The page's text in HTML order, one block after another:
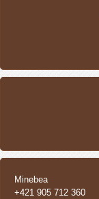
Minebea
+421 905 712 360